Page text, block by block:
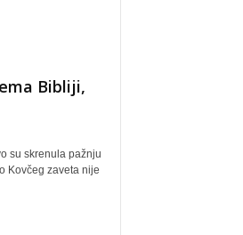
Bibliji,
su skrenula pažnju
Kovčeg zaveta nije